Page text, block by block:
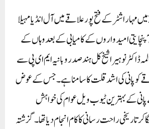
واضح رہے کہ 2022میں مہاراشٹر کے فتح پور علاقے میں آل انڈیا مہیلا
امپاورمنٹ پارٹی کے7پنچایتی امیدواروں کے کامیابی کے بعد وہاں کے
ڈاکٹر نوہیرا شیخ کل ہند صدر وبانیہ ایم ای پی سے
کو پانی کی اشد قلت کا سامنا ہے۔ جس کے عوض
پانی کے بہترین ٹیوب ویل عوام کی خواہش
لگا کر تاریخی راحت رسانی کا کام انجام دیا تھا۔ گزشتہ